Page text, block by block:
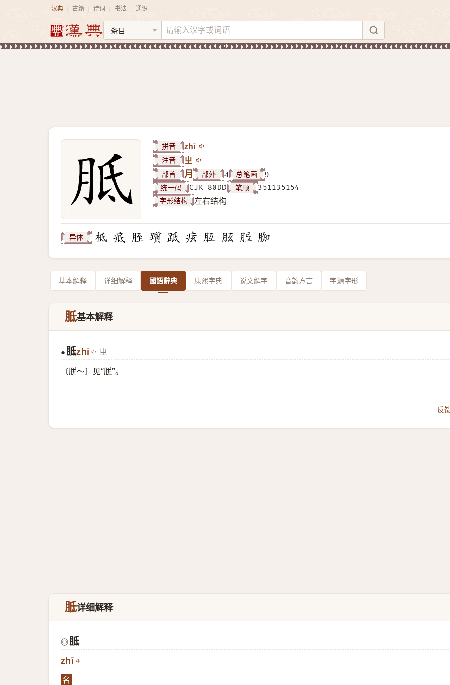
汉典 古籍 诗词 书法 通识
拼音 zhī
注音 ㄓ
部首 月 部外 4 总笔画 9
统一码 CJK 80DD 笔顺 351135154
字形结构 左右结构
异体
基本解释 详细解释 國語辭典 康熙字典 说文解字 音韵方言 字源字形
胝基本解释
● 胝zhī ㄓ
〔胼～〕见“胼”。
反
胝详细解释
◎胝
zhī
名